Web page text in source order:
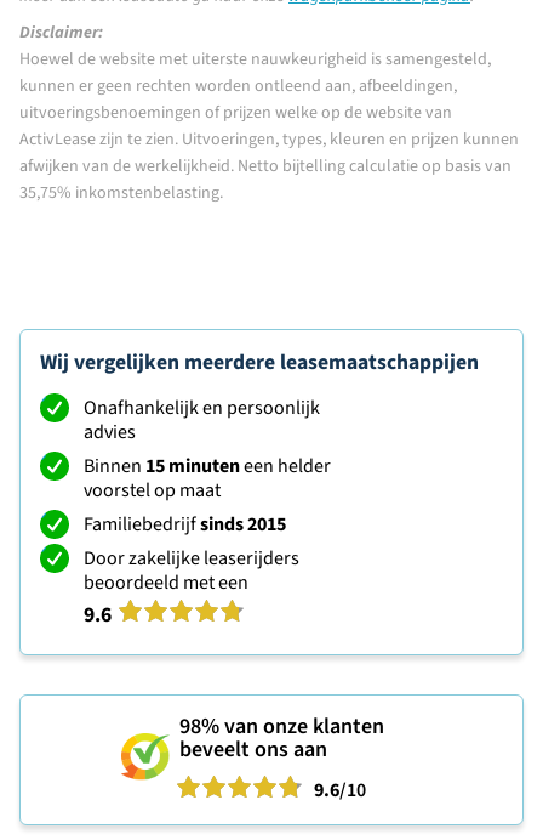
Disclaimer:
Hoewel de website met uiterste nauwkeurigheid is samengesteld,
kunnen er geen rechten worden ontleend aan, afbeeldingen,
uitvoeringsbenoemingen of prijzen welke op de website van
ActivLease zijn te zien. Uitvoeringen, types, kleuren en prijzen kunnen
afwijken van de werkelijkheid. Netto bijtelling calculatie op basis van
35,75% inkomstenbelasting.
Wij vergelijken meerdere leasemaatschappijen
Onafhankelijk en persoonlijk
advies
Binnen 15 minuteneen helder
voorstel op maat
Familiebedrijfsinds 2015
Door zakelijke leaserijders
beoordeeld met een
9.6
98%van onze klanten
beveelt ons aan
9.6/10